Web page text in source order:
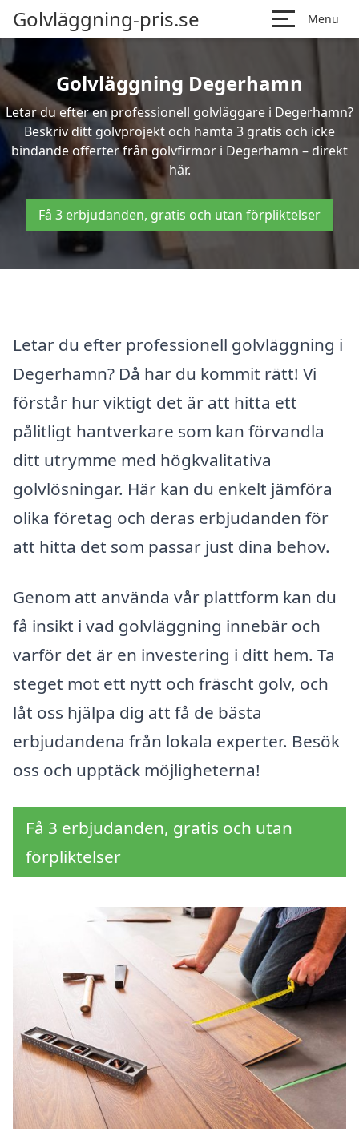
Golvläggning-pris.se Menu
Golvläggning Degerhamn
Letar du efter en professionell golvläggare i Degerhamn?
Beskriv ditt golvprojekt och hämta 3 gratis och icke
bindande offerter från golvfirmor i Degerhamn – direkt
här.
Få 3 erbjudanden, gratis och utan förpliktelser
Letar du efter professionell golvläggning i
Degerhamn? Då har du kommit rätt! Vi
förstår hur viktigt det är att hitta ett
pålitligt hantverkare som kan förvandla
ditt utrymme med högkvalitativa
golvlösningar. Här kan du enkelt jämföra
olika företag och deras erbjudanden för
att hitta det som passar just dina behov.
Genom att använda vår plattform kan du
få insikt i vad golvläggning innebär och
varför det är en investering i ditt hem. Ta
steget mot ett nytt och fräscht golv, och
låt oss hjälpa dig att få de bästa
erbjudandena från lokala experter. Besök
oss och upptäck möjligheterna!
Få 3 erbjudanden, gratis och utan
förpliktelser